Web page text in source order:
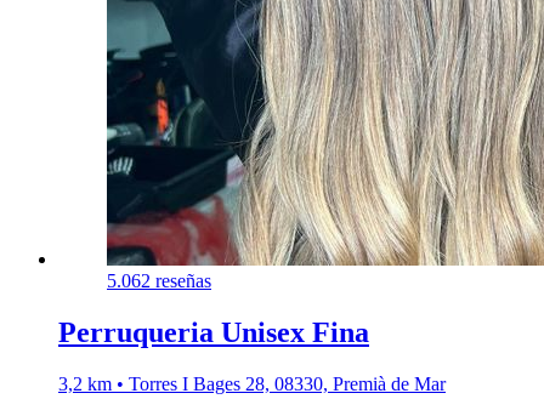
5.062 reseñas
Perruqueria Unisex Fina
3,2 km • Torres I Bages 28, 08330, Premià de Mar